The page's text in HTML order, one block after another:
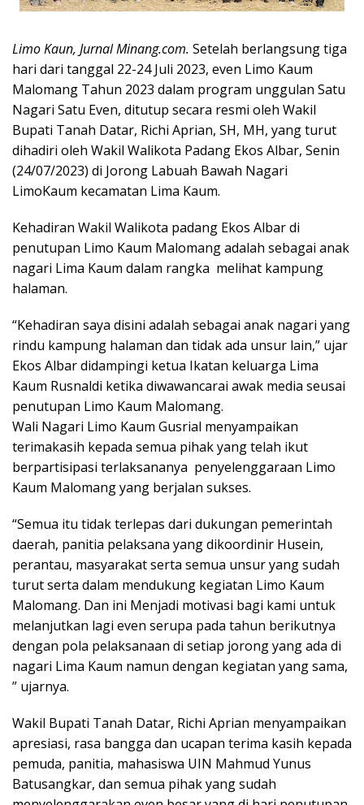
Limo Kaun, Jurnal Minang.com. Setelah berlangsung tiga
hari dari tanggal 22-24 Juli 2023, even Limo Kaum
Malomang Tahun 2023 dalam program unggulan Satu
Nagari Satu Even, ditutup secara resmi oleh Wakil
Bupati Tanah Datar, Richi Aprian, SH, MH, yang turut
dihadiri oleh Wakil Walikota Padang Ekos Albar, Senin
(24/07/2023) di Jorong Labuah Bawah Nagari
LimoKaum kecamatan Lima Kaum.
Kehadiran Wakil Walikota padang Ekos Albar di
penutupan Limo Kaum Malomang adalah sebagai anak
nagari Lima Kaum dalam rangka melihat kampung
halaman.
“Kehadiran saya disini adalah sebagai anak nagari yang
rindu kampung halaman dan tidak ada unsur lain,” ujar
Ekos Albar didampingi ketua Ikatan keluarga Lima
Kaum Rusnaldi ketika diwawancarai awak media seusai
penutupan Limo Kaum Malomang.
Wali Nagari Limo Kaum Gusrial menyampaikan
terimakasih kepada semua pihak yang telah ikut
berpartisipasi terlaksananya penyelenggaraan Limo
Kaum Malomang yang berjalan sukses.
“Semua itu tidak terlepas dari dukungan pemerintah
daerah, panitia pelaksana yang dikoordinir Husein,
perantau, masyarakat serta semua unsur yang sudah
turut serta dalam mendukung kegiatan Limo Kaum
Malomang. Dan ini Menjadi motivasi bagi kami untuk
melanjutkan lagi even serupa pada tahun berikutnya
dengan pola pelaksanaan di setiap jorong yang ada di
nagari Lima Kaum namun dengan kegiatan yang sama,
” ujarnya.
Wakil Bupati Tanah Datar, Richi Aprian menyampaikan
apresiasi, rasa bangga dan ucapan terima kasih kepada
pemuda, panitia, mahasiswa UIN Mahmud Yunus
Batusangkar, dan semua pihak yang sudah